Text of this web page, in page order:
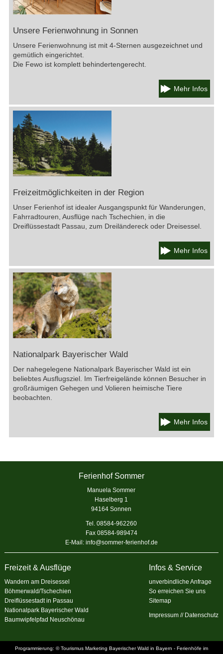
Unsere Ferienwohnung in Sonnen
Unsere Ferienwohnung ist mit 4-Sternen ausgezeichnet und
gemütlich eingerichtet.
Die Fewo ist komplett behindertengerecht.
Mehr Infos
Freizeitmöglichkeiten in der Region
Unser Ferienhof ist idealer Ausgangspunkt für Wanderungen,
Fahrradtouren, Ausflüge nach Tschechien, in die
Dreiflüssestadt Passau, zum Dreiländereck oder Dreisessel.
Mehr Infos
Nationalpark Bayerischer Wald
Der nahegelegene Nationalpark Bayerischer Wald ist ein
beliebtes Ausflugsziel. Im Tierfreigelände können Besucher in
großräumigen Gehegen und Volieren heimische Tiere
beobachten.
Mehr Infos
Ferienhof Sommer
Manuela Sommer
Haselberg 1
94164 Sonnen
Tel. 08584-962260
Fax 08584-989474
E-Mail: info@sommer-ferienhof.de
Freizeit & Ausflüge
Wandern am Dreisessel
Böhmerwald/Tschechien
Dreiflüssestadt in Passau
Nationalpark Bayerischer Wald
Baumwipfelpfad Neuschönau
Infos & Service
unverbindliche Anfrage
So erreichen Sie uns
Sitemap
Impressum // Datenschutz
Programmierung: © Tourismus Marketing Bayerischer Wald in Bayern - Ferienhöfe im